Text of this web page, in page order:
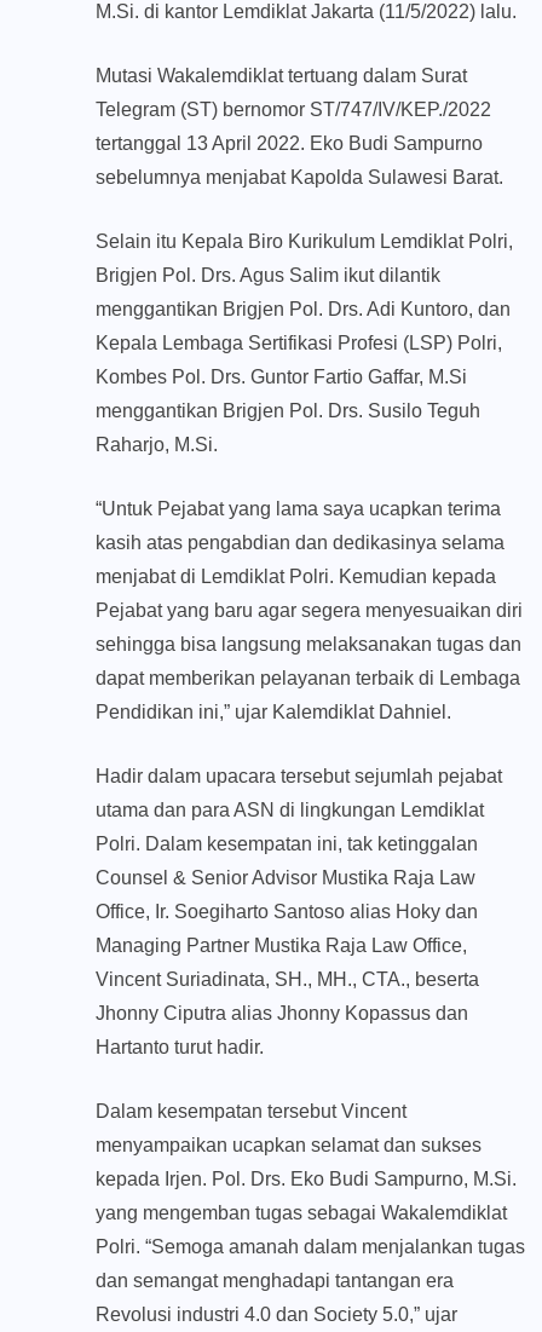
M.Si. di kantor Lemdiklat Jakarta (11/5/2022) lalu.
Mutasi Wakalemdiklat tertuang dalam Surat
Telegram (ST) bernomor ST/747/IV/KEP./2022
tertanggal 13 April 2022. Eko Budi Sampurno
sebelumnya menjabat Kapolda Sulawesi Barat.
Selain itu Kepala Biro Kurikulum Lemdiklat Polri,
Brigjen Pol. Drs. Agus Salim ikut dilantik
menggantikan Brigjen Pol. Drs. Adi Kuntoro, dan
Kepala Lembaga Sertifikasi Profesi (LSP) Polri,
Kombes Pol. Drs. Guntor Fartio Gaffar, M.Si
menggantikan Brigjen Pol. Drs. Susilo Teguh
Raharjo, M.Si.
“Untuk Pejabat yang lama saya ucapkan terima
kasih atas pengabdian dan dedikasinya selama
menjabat di Lemdiklat Polri. Kemudian kepada
Pejabat yang baru agar segera menyesuaikan diri
sehingga bisa langsung melaksanakan tugas dan
dapat memberikan pelayanan terbaik di Lembaga
Pendidikan ini,” ujar Kalemdiklat Dahniel.
Hadir dalam upacara tersebut sejumlah pejabat
utama dan para ASN di lingkungan Lemdiklat
Polri. Dalam kesempatan ini, tak ketinggalan
Counsel & Senior Advisor Mustika Raja Law
Office, Ir. Soegiharto Santoso alias Hoky dan
Managing Partner Mustika Raja Law Office,
Vincent Suriadinata, SH., MH., CTA., beserta
Jhonny Ciputra alias Jhonny Kopassus dan
Hartanto turut hadir.
Dalam kesempatan tersebut Vincent
menyampaikan ucapkan selamat dan sukses
kepada Irjen. Pol. Drs. Eko Budi Sampurno, M.Si.
yang mengemban tugas sebagai Wakalemdiklat
Polri. “Semoga amanah dalam menjalankan tugas
dan semangat menghadapi tantangan era
Revolusi industri 4.0 dan Society 5.0,” ujar